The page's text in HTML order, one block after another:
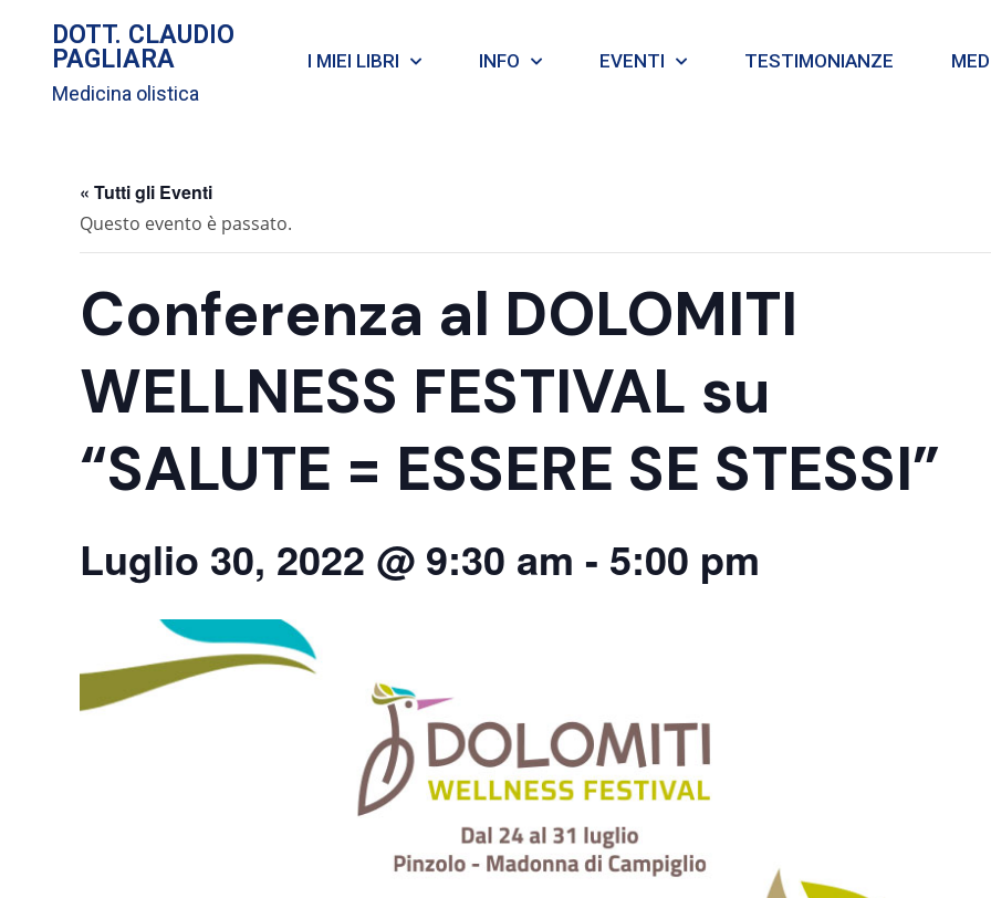
DOTT. CLAUDIO
PAGLIARA
Medicina olistica
I MIEI LIBRI INFO EVENTI TESTIMONIANZE
« Tutti gli Eventi
Questo evento è passato.
Conferenza al DOLOMITI
WELLNESS FESTIVAL su
“SALUTE = ESSERE SE STESSI”
Luglio 30, 2022 @ 9:30 am - 5:00 pm